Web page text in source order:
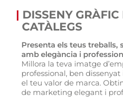
| DISSENY GRÀFIC
CATÀLEGS
Presenta els teus treballs,
amb elegància i
Millora la teva imatge
professional, ben
el teu valor de marca.
de marketing elegant i